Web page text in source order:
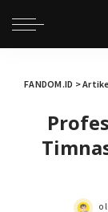
FANDOM.ID >